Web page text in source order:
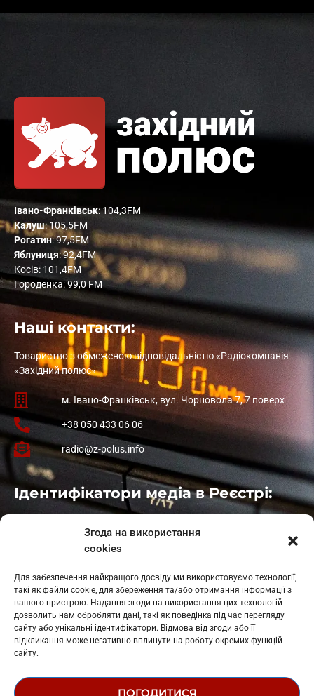
Згода на використання
cookies
Для забезпечення найкращого досвіду ми використовуємо технології,
такі як файли cookie, для збереження та/або отримання інформації з
вашого пристрою. Надання згоди на використання цих технологій
дозволить нам обробляти дані, такі як поведінка під час перегляду
сайту або унікальні ідентифікатори. Відмова від згоди або її
відкликання може негативно вплинути на роботу окремих функцій
сайту.
ПОГОДИТИСЯ
Івано-Франківськ: 104,3FM
Калуш: 105,5FM
Рогатин: 97,5FM
Яблуниця: 92,4FM
Косів: 101,4FM
Городенка: 99,0 FM
Наші контакти:
Товариство з обмеженою відповідальністю «Радіокомпанія
«Західний полюс»
м. Івано-Франківськ, вул. Чорновола 7, 7 поверх
+38 050 433 06 06
radio@z-polus.info
Ідентифікатори медіа в Реєстрі:
: L11-01410
: L11-01801
Косів: L11-01805
Гарасимів: L11-02274